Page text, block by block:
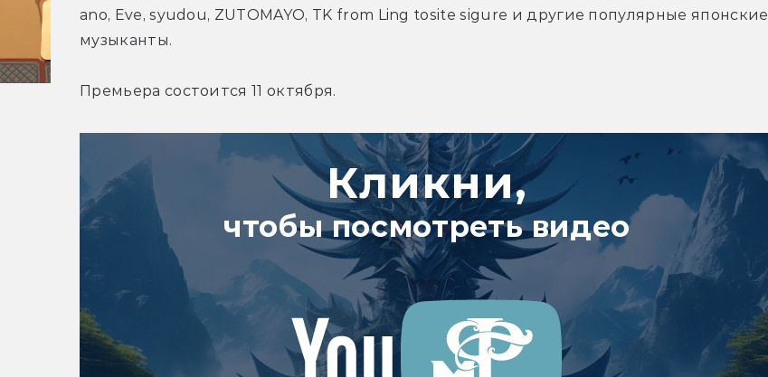
ano, Eve, syudou, ZUTOMAYO, TK from Ling tosite sigure и другие популярные японские
музыканты.
Премьера состоится 11 октября.
Кликни,
чтобы посмотреть видео